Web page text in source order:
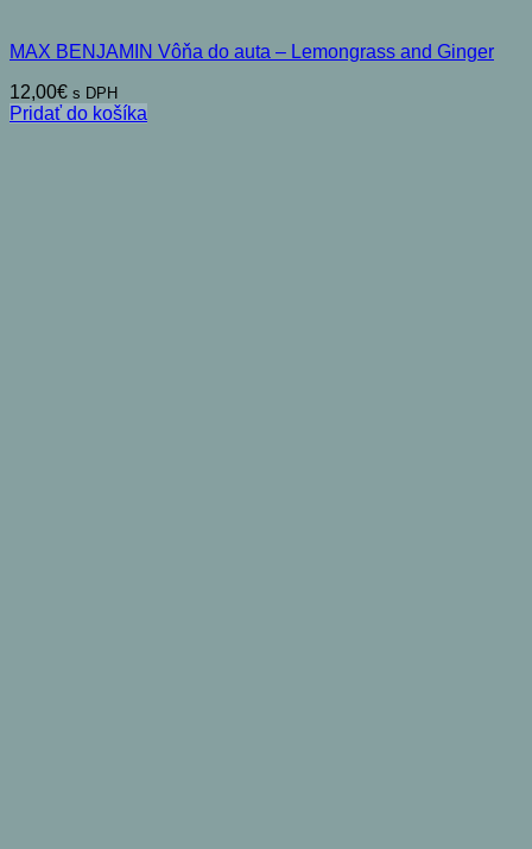
MAX BENJAMIN Vôňa do auta – Lemongrass and Ginger
12,00€ s DPH
Pridať do košíka